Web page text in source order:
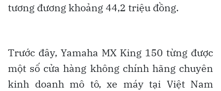
tương đương khoảng 44,2 triệu đồng.
Trước đây, Yamaha MX King 150 từng được
một số cửa hàng không chính hãng chuyên
kinh doanh mô tô, xe máy tại Việt Nam